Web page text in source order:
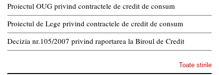
Proiectul OUG privind contractele de credit de consum
Proiectul de Lege privind contractele de credit de consum
Decizia nr.105/2007 privind raportarea la Biroul de Credit
Toate stirile